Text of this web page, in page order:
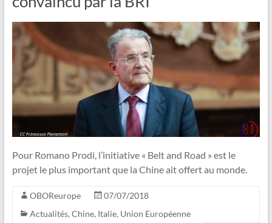
Pour Romano Prodi, l’initiative « Belt and Road » est le
projet le plus important que la Chine ait offert au monde.
OBOReurope
07/07/2018
Actualités,Chine, Italie, Union Européenne